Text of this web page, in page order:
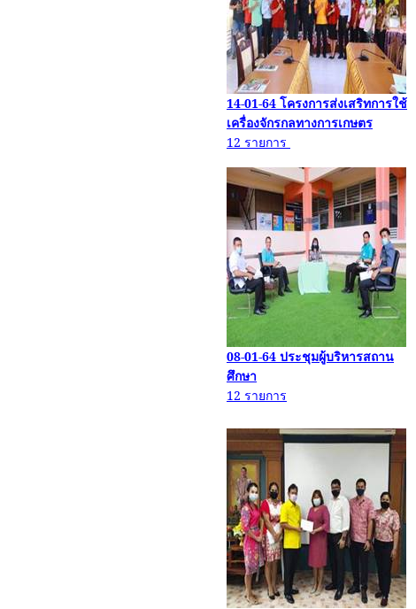
14-01-64 โครงการส่งเสริทการใช้
เครื่องจักรกลทางการเกษตร
12 รายการ
08-01-64 ประชุมผู้บริหารสถาน
ศึกษา
12 รายการ